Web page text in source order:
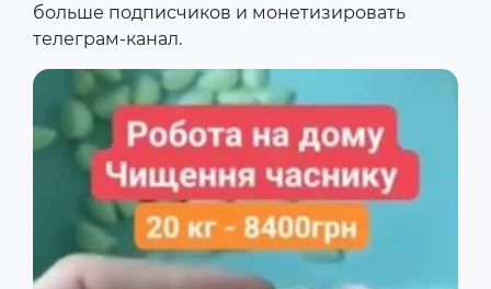
больше подписчиков и монетизировать
телеграм-канал.